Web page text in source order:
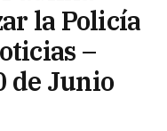
la Policía
–
de Junio